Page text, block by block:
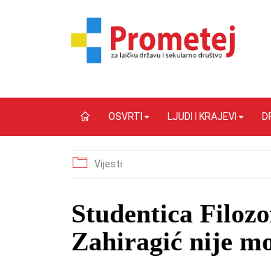
OSVRTI LJUDI I KRAJEVI
Vijesti
Studentica
Zahiragić nije